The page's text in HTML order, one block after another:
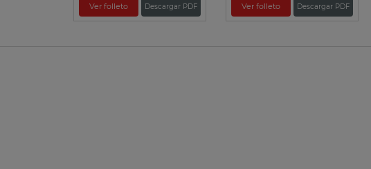
Ver folleto Descargar PDF Ver folleto Descargar PDF